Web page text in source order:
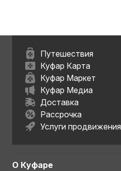
Путешествия
Куфар Карта
Куфар Маркет
Куфар Медиа
Доставка
Рассрочка
Услуги продвижения
О Куфаре